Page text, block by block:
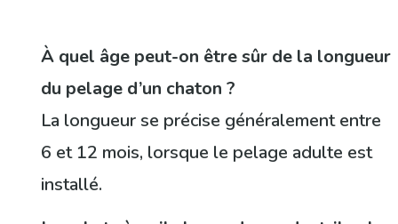
À quel âge peut-on être sûr de la longueur
du pelage d’un chaton ?
La longueur se précise généralement entre
6 et 12 mois, lorsque le pelage adulte est
installé.